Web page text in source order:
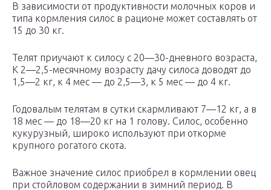
В зависимости от продуктивности молочных коров и
типа кормления силос в рационе может составлять от
15 до 30 кг.
Телят приучают к силосу с 20—30-дневного возраста,
К 2—2,5-месячному возрасту дачу силоса доводят до
1,5—2 кг, к 4 мес — до 2,5—3, к 5 мес — до 4 кг.
Годовалым телятам в сутки скармливают 7—12 кг, а в
18 мес — до 18—20 кг на 1 голову. Силос, особенно
кукурузный, широко используют при откорме
крупного рогатого скота.
Важное значение силос приобрел в кормлении овец
при стойловом содержании в зимний период. В